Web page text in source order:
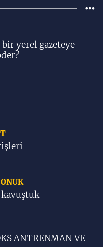
yerel gazeteye
kavuştuk
ANTRENMAN VE